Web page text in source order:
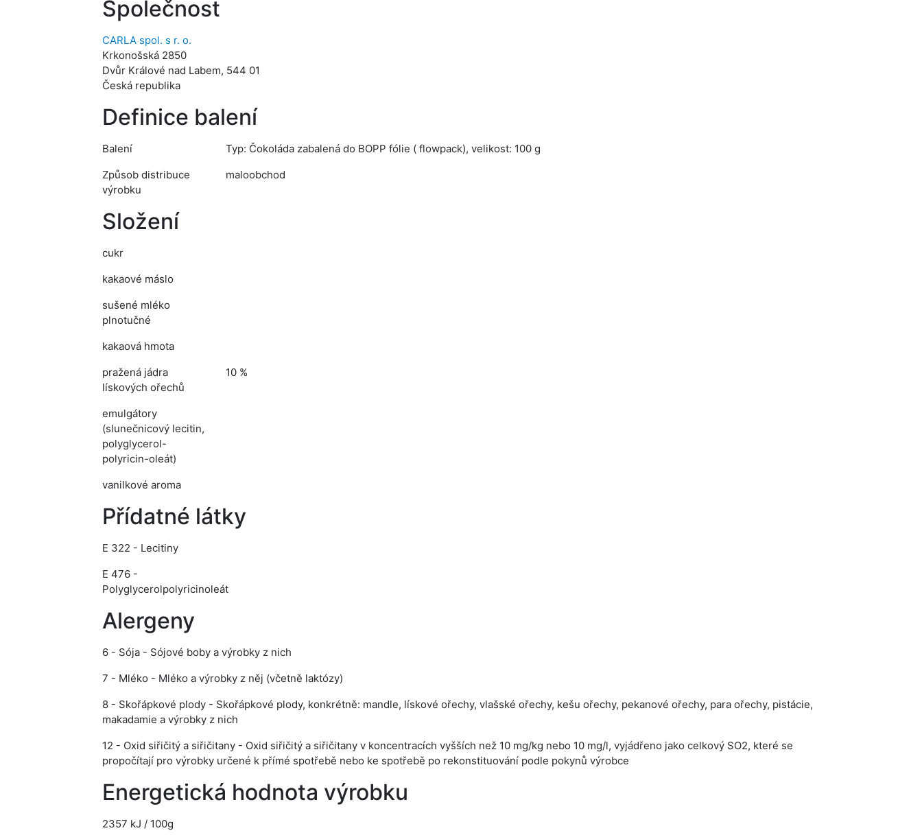
Společnost
CARLA spol. s r. o.
Krkonošská 2850
Dvůr Králové nad Labem, 544 01
Česká republika
Definice balení
Balení
Typ: Čokoláda zabalená do BOPP fólie ( flowpack), velikost: 100 g
Způsob distribuce
výrobku
maloobchod
Složení
cukr
kakaové máslo
sušené mléko
plnotučné
kakaová hmota
pražená jádra
lískových ořechů
10 %
emulgátory
(slunečnicový lecitin,
polyglycerol-
polyricin-oleát)
vanilkové aroma
Přídatné látky
E 322 - Lecitiny
E 476 -
Polyglycerolpolyricinoleát
Alergeny
6 - Sója - Sójové boby a výrobky z nich
7 - Mléko - Mléko a výrobky z něj (včetně laktózy)
8 - Skořápkové plody - Skořápkové plody, konkrétně: mandle, lískové ořechy, vlašské ořechy, kešu ořechy, pekanové ořechy, para ořechy, pistácie,
makadamie a výrobky z nich
12 - Oxid siřičitý a siřičitany - Oxid siřičitý a siřičitany v koncentracích vyšších než 10 mg/kg nebo 10 mg/l, vyjádřeno jako celkový SO2, které se
propočítají pro výrobky určené k přímé spotřebě nebo ke spotřebě po rekonstituování podle pokynů výrobce
Energetická hodnota výrobku
2357 kJ / 100g